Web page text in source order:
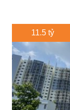
11.5 tỷ